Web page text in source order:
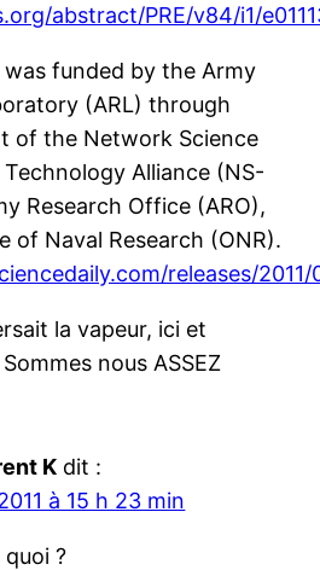
abstract/PRE/v84/i1/
funded by the Army
(ARL) through
of the Network Science
Alliance (NS-
Research Office (ARO),
of Naval Research (ONR).
releases/2011/
la vapeur, ici et
nous ASSEZ
K dit :
à 15 h 23 min
quoi ?